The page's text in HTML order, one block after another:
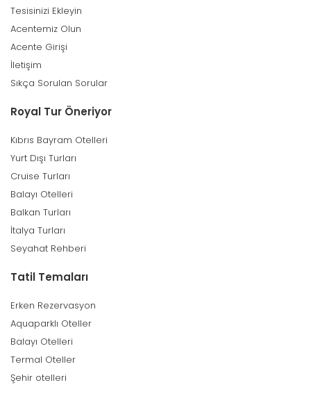
Tesisinizi Ekleyin
Acentemiz Olun
Acente Girişi
İletişim
Sıkça Sorulan Sorular
Royal Tur Öneriyor
Kıbrıs Bayram Otelleri
Yurt Dışı Turları
Cruise Turları
Balayı Otelleri
Balkan Turları
İtalya Turları
Seyahat Rehberi
Tatil Temaları
Erken Rezervasyon
Aquaparklı Oteller
Balayı Otelleri
Termal Oteller
Şehir otelleri